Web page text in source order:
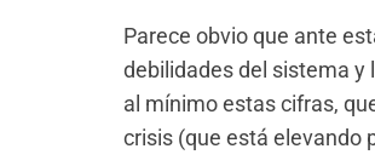
Parece obvio que ante
debilidades del sistema y
al mínimo estas cifras,
crisis (que está elevando